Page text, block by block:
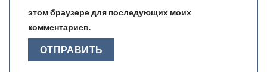
этом браузере для последующих моих
комментариев.